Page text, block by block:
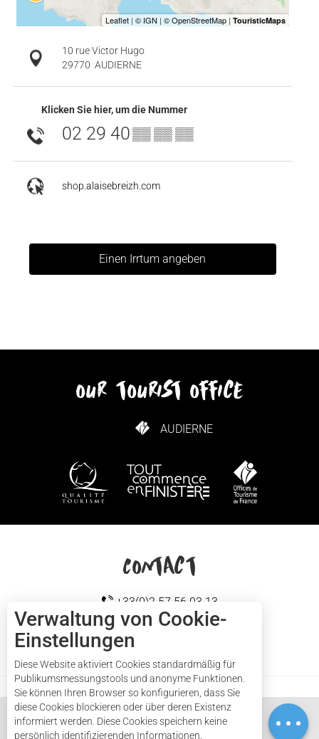
10 rue Victor Hugo
29770 AUDIERNE
Klicken Sie hier, um die Nummer
02 29 40▒▒ ▒▒ ▒▒
shop.alaisebreizh.com
Einen Irrtum angeben
our tourist office
AUDIERNE
Cap sizun
WIE KANN ICH KOMMEN?
Contact
+33(0)2 57 56 03 13
KONTAKTIEREN SIE UNS
Verwaltung von Cookie-
Einstellungen
Diese Website aktiviert Cookies standardmäßig für
Publikumsmessungstools und anonyme Funktionen.
Sie können Ihren Browser so konfigurieren, dass Sie
diese Cookies blockieren oder über deren Existenz
informiert werden. Diese Cookies speichern keine
persönlich identifizierenden Informationen.